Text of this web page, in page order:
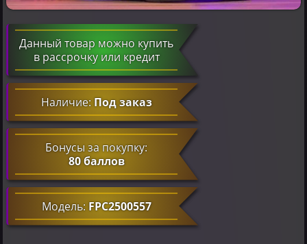
Данный товар можно купить
в рассрочку или кредит
Наличие:Под заказ
Бонусы за покупку:
80 баллов
Модель:FPC2500557